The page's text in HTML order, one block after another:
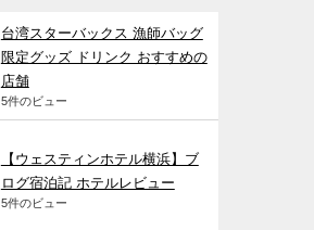
台湾スターバックス 漁師バッグ
限定グッズ ドリンク おすすめの
店舗
5件のビュー
【ウェスティンホテル横浜】ブ
ログ宿泊記 ホテルレビュー
5件のビュー